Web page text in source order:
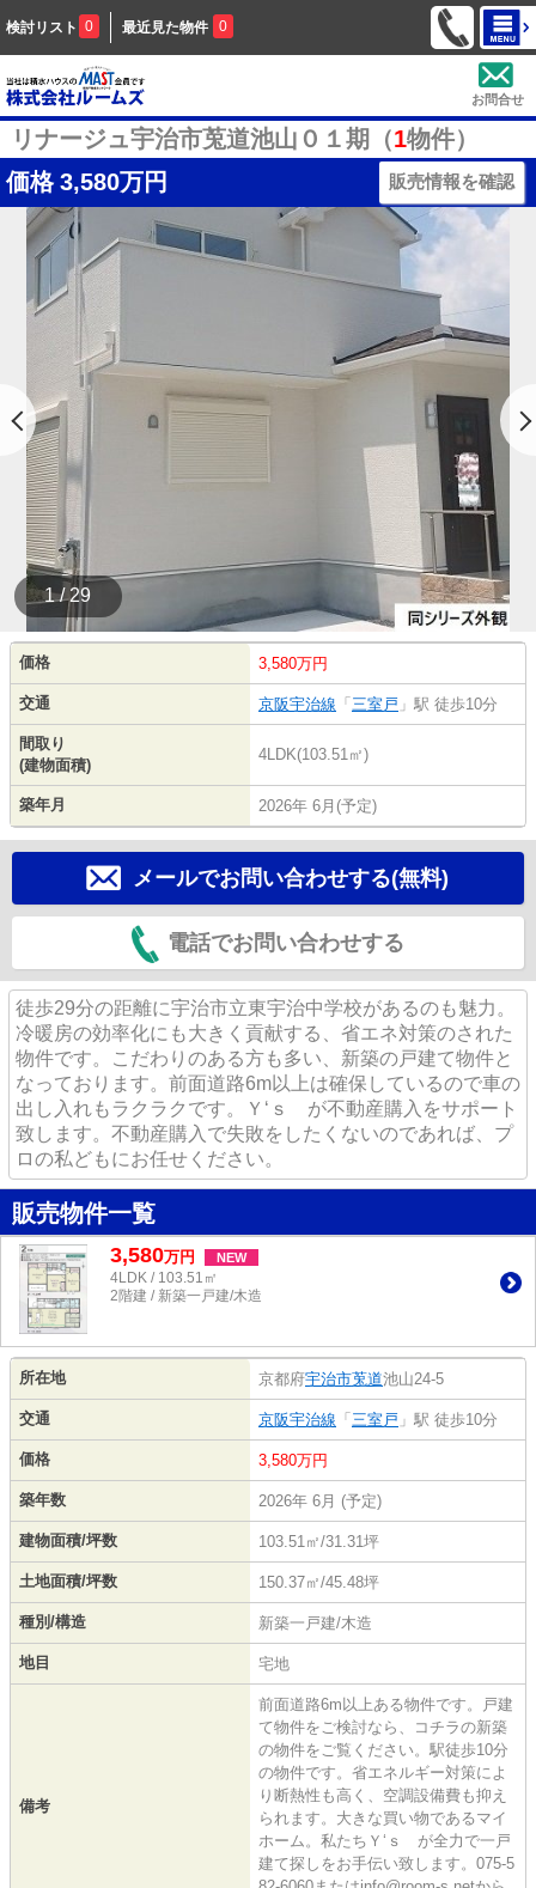
検討リスト 0 最近見た物件 0
お問合せ
リナージュ宇治市莵道池山０１期（1物件）
価格 3,580万円 販売情報を確認
1 / 29
価格 3,580万円
交通 京阪宇治線 「 三室戸 」駅 徒歩10分
間取り
(建物面積)
4LDK(103.51㎡)
築年月 2026年 6月(予定)
メールでお問い合わせする(無料)
電話でお問い合わせする
徒歩29分の距離に宇治市立東宇治中学校があるのも魅力。
冷暖房の効率化にも大きく貢献する、省エネ対策のされた
物件です。こだわりのある方も多い、新築の戸建て物件と
なっております。前面道路6m以上は確保しているので車の
出し入れもラクラクです。Ｙ‘ｓ が不動産購入をサポート
致します。不動産購入で失敗をしたくないのであれば、プ
ロの私どもにお任せください。
販売物件一覧
3,580万円 NEW
4LDK / 103.51㎡
2階建 / 新築一戸建/木造
所在地 京都府宇治市莵道池山24-5
交通 京阪宇治線 「 三室戸 」駅 徒歩10分
価格 3,580万円
築年数 2026年 6月 (予定)
建物面積/坪数 103.51㎡/31.31坪
土地面積/坪数 150.37㎡/45.48坪
種別/構造 新築一戸建/木造
地目 宅地
備考
前面道路6m以上ある物件です。戸建
て物件をご検討なら、コチラの新築
の物件をご覧ください。駅徒歩10分
の物件です。省エネルギー対策によ
り断熱性も高く、空調設備費も抑え
られます。大きな買い物であるマイ
ホーム。私たちＹ‘ｓ が全力で一戸
建て探しをお手伝い致します。075-5